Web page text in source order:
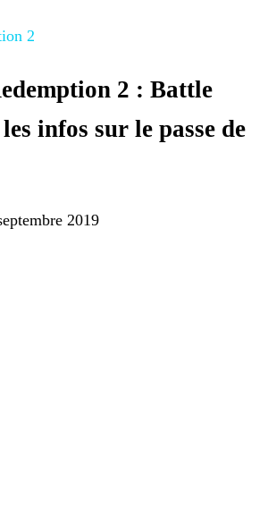
2
2 : Battle
infos sur le passe de
2019